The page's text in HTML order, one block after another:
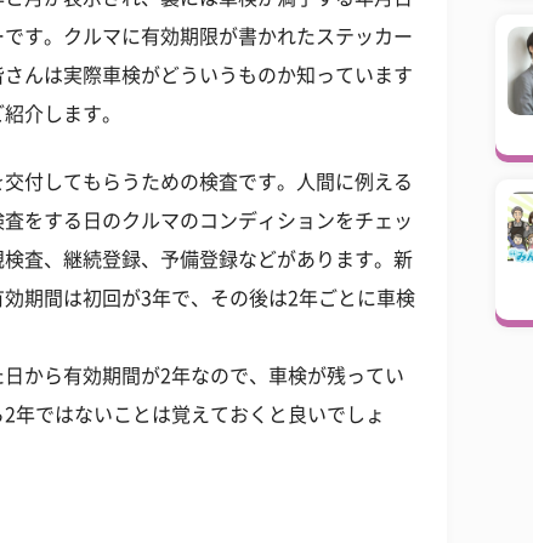
す。クルマに有効期限が書かれたステッカー
んは実際車検がどういうものか知っています
介します。
付してもらうための検査です。人間に例える
をする日のクルマのコンディションをチェッ
査、継続登録、予備登録などがあります。新
期間は初回が3年で、その後は2年ごとに車検
から有効期間が2年なので、車検が残ってい
年ではないことは覚えておくと良いでしょ